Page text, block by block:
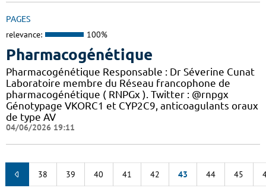
PAGES
relevance: 100%
Pharmacogénétique
Pharmacogénétique Responsable : Dr Séverine Cunat
Laboratoire membre du Réseau francophone de
pharmacogénétique ( RNPGx ). Twitter : @rnpgx
Génotypage VKORC1 et CYP2C9, anticoagulants oraux
de type AV
04/06/2026 19:11
38 39 40 41 42 43 44 45